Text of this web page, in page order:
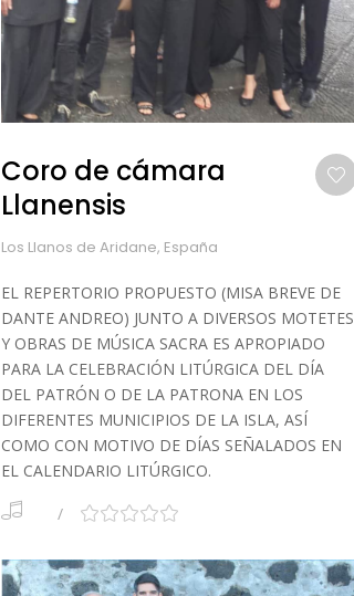
Coro de cámara
Llanensis
Los Llanos de Aridane, España
EL REPERTORIO PROPUESTO (MISA BREVE DE
DANTE ANDREO) JUNTO A DIVERSOS MOTETES
Y OBRAS DE MÚSICA SACRA ES APROPIADO
PARA LA CELEBRACIÓN LITÚRGICA DEL DÍA
DEL PATRÓN O DE LA PATRONA EN LOS
DIFERENTES MUNICIPIOS DE LA ISLA, ASÍ
COMO CON MOTIVO DE DÍAS SEÑALADOS EN
EL CALENDARIO LITÚRGICO.